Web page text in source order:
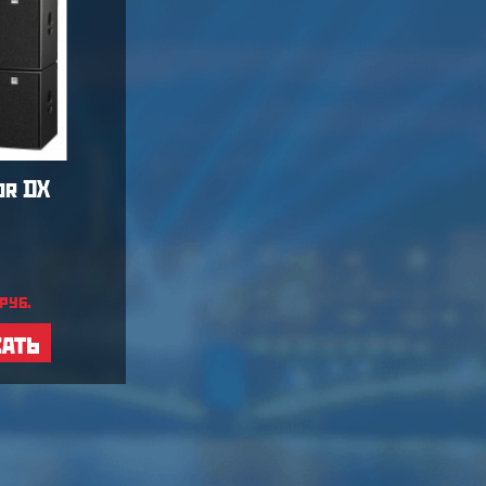
комплект звука подходит для
(до 250-300 человек)
DX
руб.